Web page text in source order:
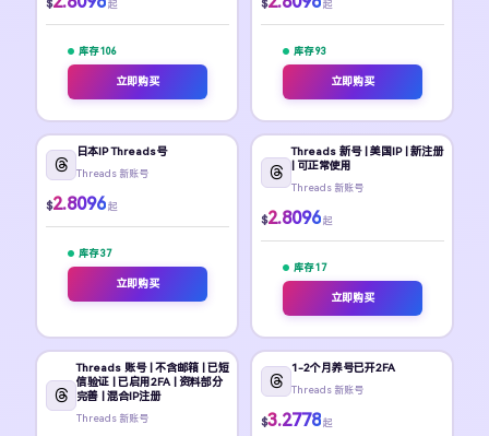
$ 起
库存 106
立即购买
$ 起
库存 93
立即购买
日本IP Threads号
Threads 新账号
$2.8096 起
库存 37
立即购买
Threads 新号 | 美国IP | 新注册
| 可正常使用
Threads 新账号
$2.8096 起
库存 17
立即购买
Threads 账号 | 不含邮箱 | 已短
信验证 | 已启用2FA | 资料部分
完善 | 混合IP注册
Threads 新账号
1-2个月养号已开2FA
Threads 新账号
$3.2778 起